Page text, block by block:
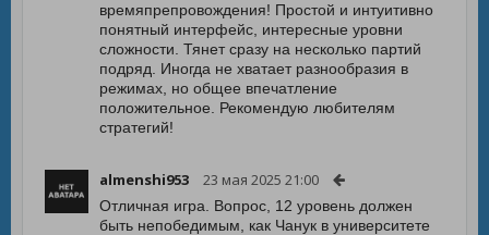
времяпрепровождения! Простой и интуитивно
понятный интерфейс, интересные уровни
сложности. Тянет сразу на несколько партий
подряд. Иногда не хватает разнообразия в
режимах, но общее впечатление
положительное. Рекомендую любителям
стратегий!
almenshi953 23 мая 2025 21:00
Отличная игра. Вопрос, 12 уровень должен
быть непобедимым, как Чанук в университете